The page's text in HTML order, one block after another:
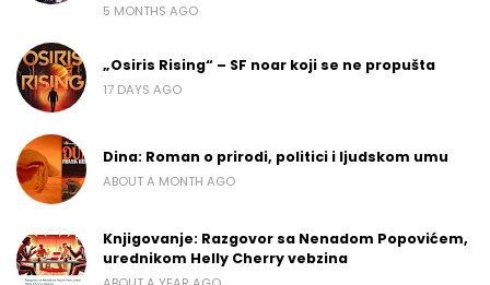
5 MONTHS AGO
„Osiris Rising“ – SF noar koji se ne propušta
17 DAYS AGO
Dina: Roman o prirodi, politici i ljudskom umu
ABOUT A MONTH AGO
Knjigovanje: Razgovor sa Nenadom Popovićem,
urednikom Helly Cherry vebzina